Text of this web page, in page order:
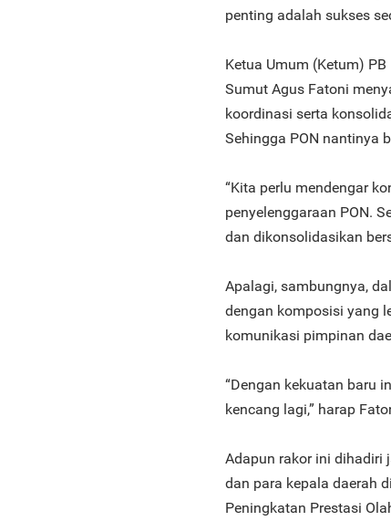
penting adalah sukses
Ketua Umum (Ketum)
Sumut Agus Fatoni
koordinasi serta
Sehingga PON nantinya
“Kita perlu mendengar
penyelenggaraan PON.
dan dikonsolidasikan
Apalagi, sambungnya,
dengan komposisi yang
komunikasi pimpinan
“Dengan kekuatan baru
kencang lagi,” harap
Adapun rakor ini dihadiri
dan para kepala daerah
Peningkatan Prestasi